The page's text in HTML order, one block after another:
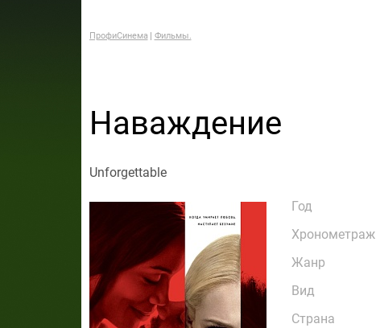
ПрофиСинема Фильмы.
Наваждение
Unforgettable
Год
Хронометраж
Жанр
Вид
Страна